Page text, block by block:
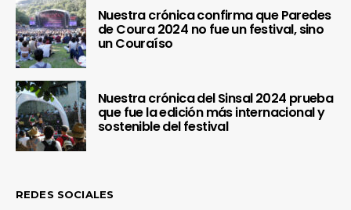
Nuestra crónica confirma que Paredes
de Coura 2024 no fue un festival, sino
un Couraíso
Nuestra crónica del Sinsal 2024 prueba
que fue la edición más internacional y
sostenible del festival
REDES SOCIALES